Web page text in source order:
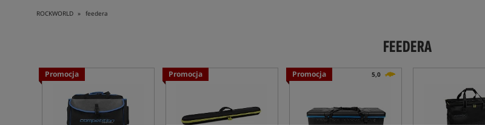
ROCKWORLD feedera
FEEDERA
Promocja Promocja Promocja 5,0